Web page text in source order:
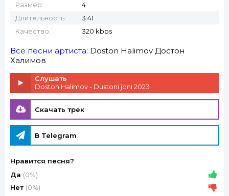
Размер:
4
Длительность:
3:41
Качество:
320 kbps
Все песни артиста: Doston Halimov Достон
Халимов
Слушать
Doston Halimov - Dustoni joni 2023
Скачать трек
В Telegram
Нравится песня?
Да (0%)
Нет (0%)